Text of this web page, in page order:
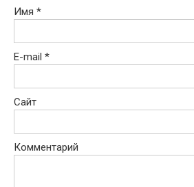
Имя *
E-mail *
Сайт
Комментарий